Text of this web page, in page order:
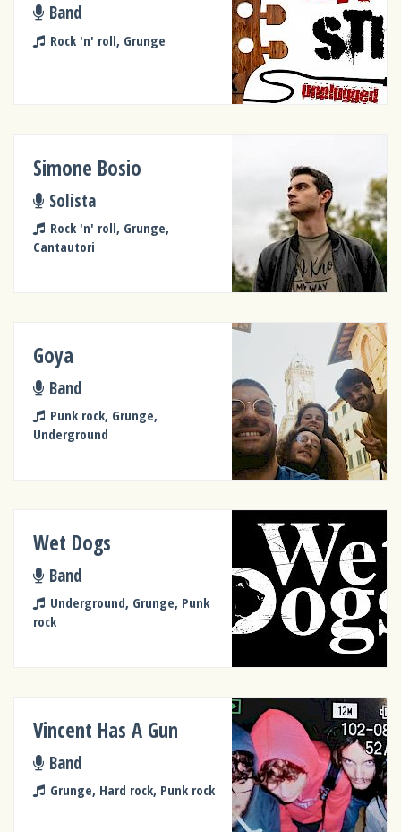
Band
Rock 'n' roll, Grunge
Simone Bosio
Solista
Rock 'n' roll, Grunge,
Cantautori
Goya
Band
Punk rock, Grunge,
Underground
Wet Dogs
Band
Underground, Grunge, Punk
rock
Vincent Has A Gun
Band
Grunge, Hard rock, Punk rock